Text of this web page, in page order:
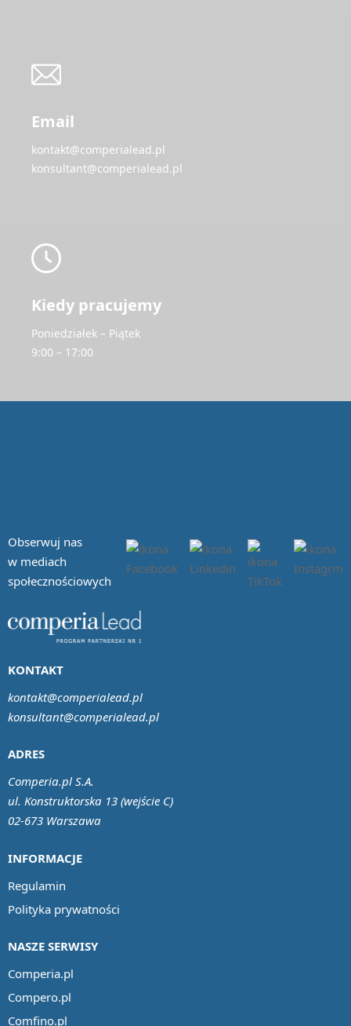
Email
kontakt@comperialead.pl
konsultant@comperialead.pl
Kiedy pracujemy
Poniedziałek – Piątek
9:00 – 17:00
Obserwuj nas
w mediach
społecznościowych
INFORMACJE
Regulamin
Polityka prywatności
NASZE SERWISY
Comperia.pl
Compero.pl
Comfino.pl
ADRES
Comperia.pl S.A.
ul. Konstruktorska 13 (wejście C)
02-673 Warszawa
KONTAKT
kontakt@comperialead.pl
konsultant@comperialead.pl